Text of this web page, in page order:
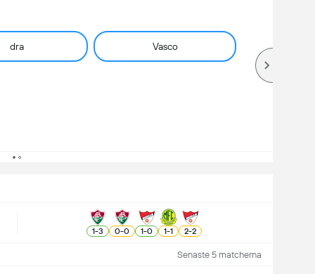
dra Vasco
1-3 0-0 1-0 1-1 2-2
Senaste 5 matcherna